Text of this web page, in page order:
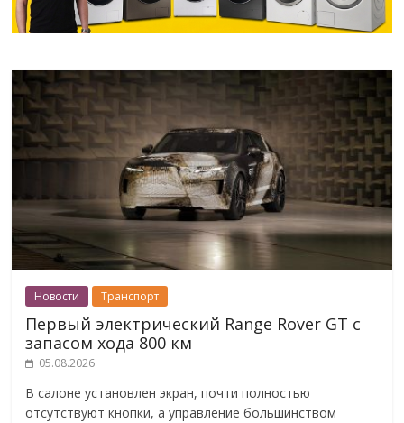
Новости Транспорт
Первый электрический Range Rover GT с
запасом хода 800 км
05.08.2026
В салоне установлен экран, почти полностью
отсутствуют кнопки, а управление большинством